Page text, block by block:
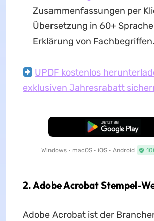
Zusammenfassungen per
Übersetzung in 60+
Erklärung von Fachbegriffen.
UPDF kostenlos
exklusiven Jahresrabatt
Kostenloser Download
Windows • macOS • iOS • Android
2. Adobe Acrobat Stempel-
Adobe Acrobat ist der